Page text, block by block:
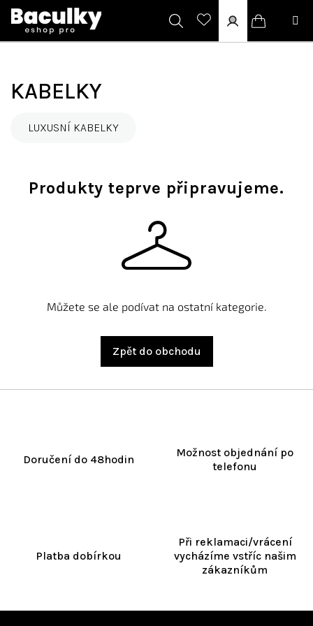
Přejít
obsah
Hledat Přihlášení
Nákupní
KABELKY
LUXUSNÍ KABELKY
Produkty teprve připravujeme.
Můžete se ale podívat na ostatní kategorie.
Zpět do obchodu
Doručení do 48hodin
Možnost objednání po
telefonu
Platba dobírkou
Při reklamaci/vrácení
vycházíme vstříc našim
zákazníkům